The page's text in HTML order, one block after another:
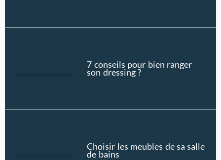
7 conseils pour bien ranger
son dressing ?
Choisir les meubles de sa salle
de bains